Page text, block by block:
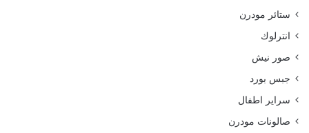
ستائر مودرن
انترلوك
صور نيش
جبس بورد
سراير اطفال
صالونات مودرن